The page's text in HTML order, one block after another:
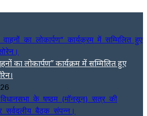
का लोकार्पण” कार्यक्रम में सम्मिलित हुए